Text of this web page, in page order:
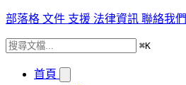
部落格 文件 支援 法律資訊 聯絡我們
⌘K
首頁